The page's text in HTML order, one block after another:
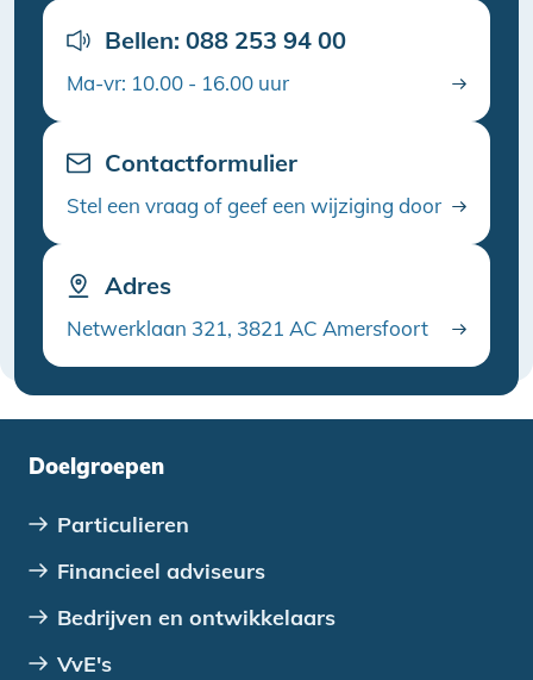
Bellen: 088 253 94 00
Ma-vr: 10.00 - 16.00 uur
Contactformulier
Stel een vraag of geef een wijziging door
Adres
Netwerklaan 321, 3821 AC Amersfoort
Doelgroepen
Particulieren
Financieel adviseurs
Bedrijven en ontwikkelaars
VvE's